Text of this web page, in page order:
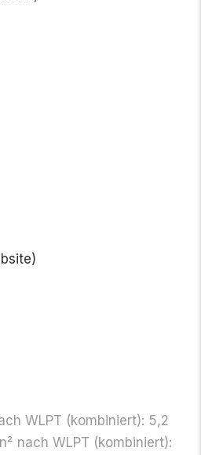
WLPT (kombi­niert): 5,2
nach WLPT (kombi­niert):